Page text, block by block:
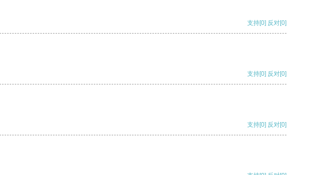
支持[0] 反对[0]
支持[0] 反对[0]
支持[0] 反对[0]